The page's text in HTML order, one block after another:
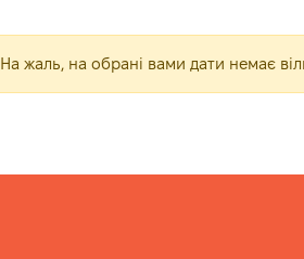
На жаль, на обрані вами дати немає